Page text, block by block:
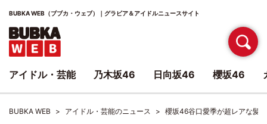
BUBKA WEB（ブブカ・ウェブ）｜グラビア＆アイドルニュースサイト
BUBKA WEB アイドル・芸能のニュース 櫻坂46谷口愛季が超レアな髪
アイドル・芸能 乃木坂46 日向坂46 櫻坂46